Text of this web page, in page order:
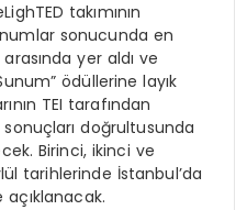
takımının
sonucunda en
yer aldı ve
ödüllerine layık
TEI tarafından
doğrultusunda
Birinci, ikinci ve
tarihlerinde İstanbul’da
açıklanacak.